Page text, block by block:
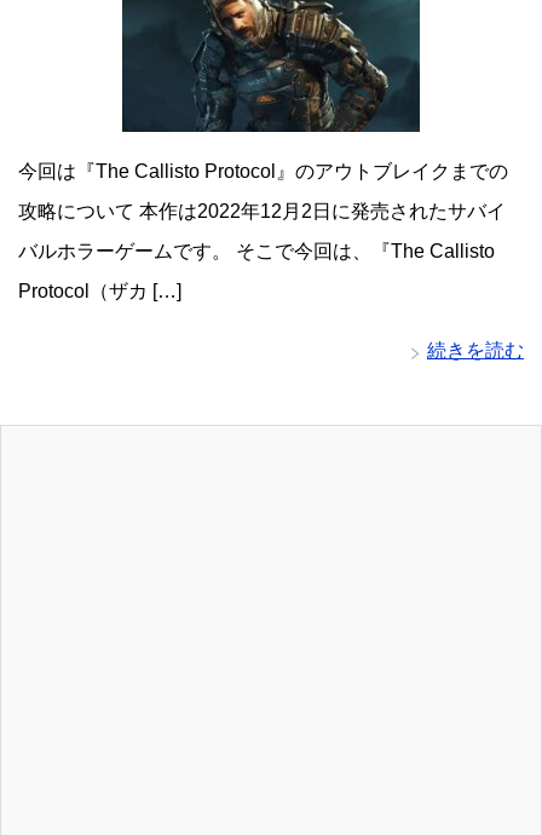
今回は『The Callisto Protocol』のアウトブレイクまでの
攻略について 本作は2022年12月2日に発売されたサバイ
バルホラーゲームです。 そこで今回は、『The Callisto
Protocol（ザカ […]
続きを読む